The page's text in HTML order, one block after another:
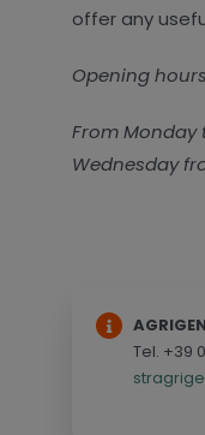
offer any
Opening
From Monday
Wednesday
Tel. +39